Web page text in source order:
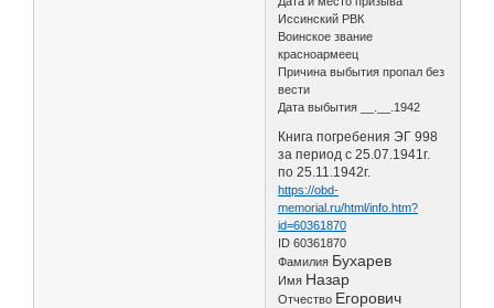
Иссинский РВК
Воинское звание
красноармеец
Причина выбытия пропал без
вести
Дата выбытия __.__.1942
Книга погребения ЭГ 998
за период с 25.07.1941г.
по 25.11.1942г.
https://obd-
memorial.ru/html/info.htm?
id=60361870
ID 60361870
Фамилия Бухарев
Имя Назар
Отчество Егорович